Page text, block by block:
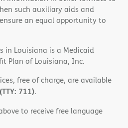
such auxiliary aids and
an equal opportunity to
in Louisiana is a Medicaid
Plan of Louisiana, Inc.
free of charge, are available
711).
to receive free language